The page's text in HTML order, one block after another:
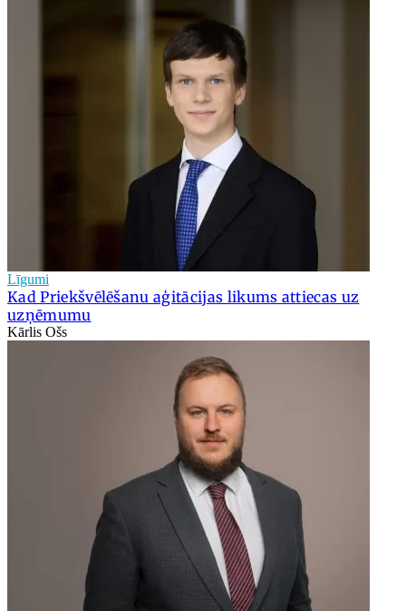
Līgumi
Kad Priekšvēlēšanu aģitācijas likums attiecas uz
uzņēmumu
Kārlis Ošs